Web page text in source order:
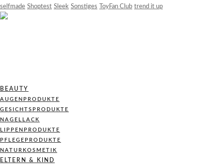
selfmade Shoptest Sleek Sonstiges ToyFan Club trend it up
BEAUTY
AUGENPRODUKTE
GESICHTSPRODUKTE
NAGELLACK
LIPPENPRODUKTE
PFLEGEPRODUKTE
NATURKOSMETIK
ELTERN & KIND